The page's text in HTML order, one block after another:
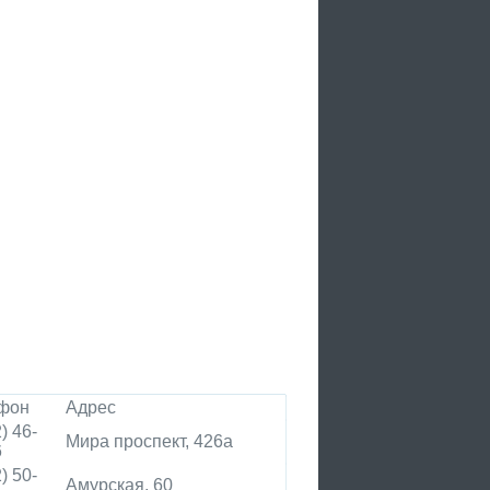
Адрес
46-
Мира проспект, 426а
50-
Амурская, 60